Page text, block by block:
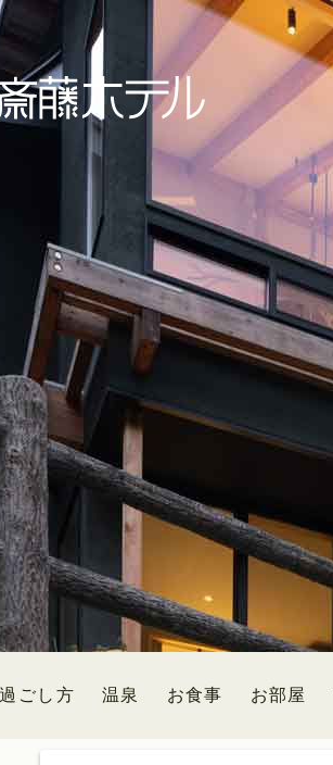
過ごし方 温泉 お食事 お部屋